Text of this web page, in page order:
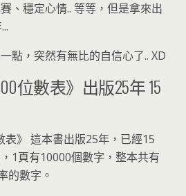
、穩定心情.. 等等，但是拿來出
點，突然有無比的自信心了.. XD
位數表》出版25年 15
表》 這本書出版25年，已經15
1頁有10000個數字，整本共有
的數字。